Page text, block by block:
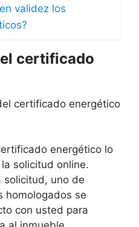
validez los
certificado
certificado energético
energético lo
solicitud online.
solicitud, uno de
homologados se
con usted para